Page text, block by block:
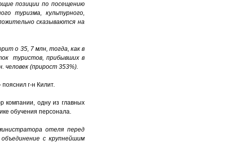
позиции по посещению
туризма, культурного,
сказываются на
о 35, 7 млн, тогда, как в
туристов, прибывших в
человек (прирост 353%).
пояснил г-н Килит.
компании, одну из главных
обучения персонала.
отеля перед
с крупнейшим